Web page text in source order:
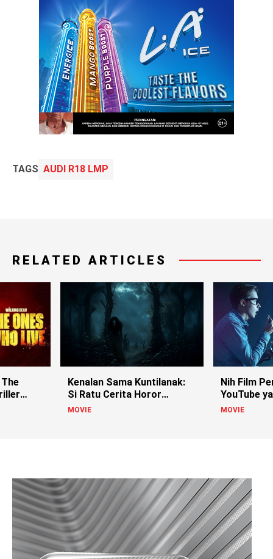
TAGS AUDI R18 LMP
RELATED ARTICLES
Kenalan Sama Kuntilanak:
Si Ratu Cerita Horor
Indonesia!
MOVIE
Nih Film
YouTube
MOVIE